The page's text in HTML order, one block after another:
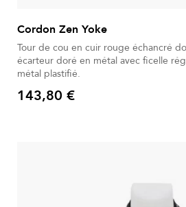
Cordon Zen Yoke
Tour de cou en cuir rouge échancré
écarteur doré en métal avec ficelle
métal plastifié.
Prix
143,80 €